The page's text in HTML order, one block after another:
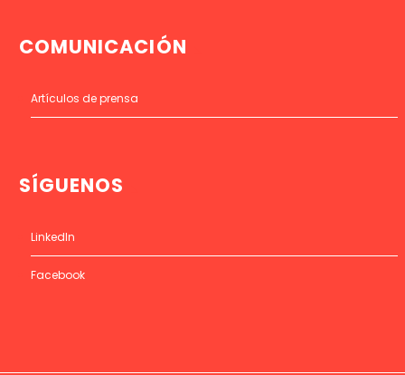
COMUNICACIÓN
Artículos de prensa
SÍGUENOS
LinkedIn
Facebook